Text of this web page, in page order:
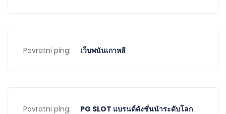
Povratni ping: เว็บพนันเกาหลี
Povratni ping: PG SLOT แบรนด์ดังชั่นนำระดับโลก